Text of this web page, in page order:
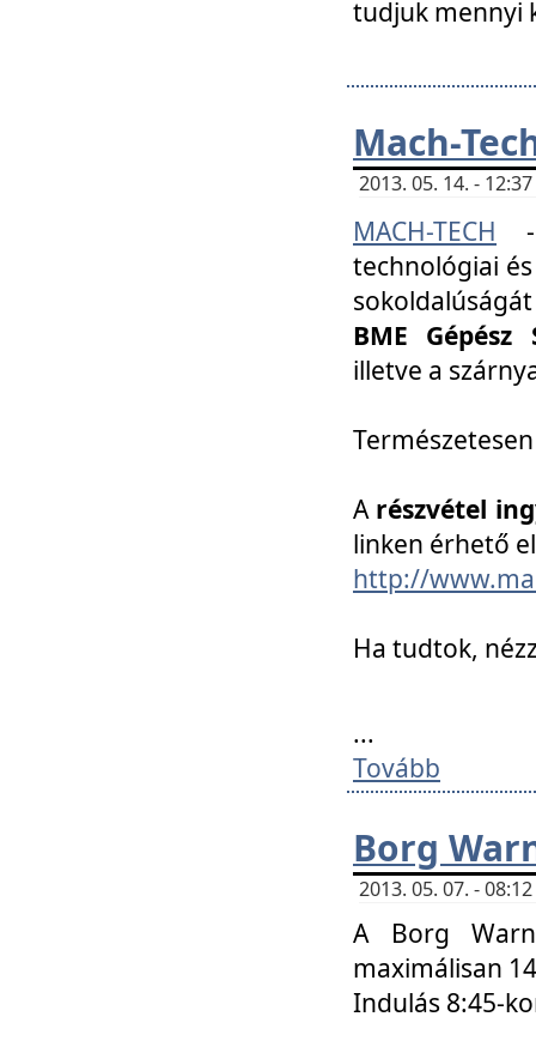
tudjuk mennyi
Mach-
2013. 05. 14. -
MACH-TECH
technológiai
BME
illetve a
A részvétel
linken érhető
http://
Ha tudtok,
...
Tovább
Borg
2013. 05. 07. -
A Borg
maximálisan
Indulás 8:45-